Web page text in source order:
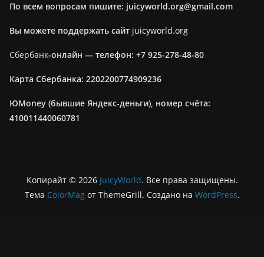
По всем вопросам пишите: juicyworld.org@gmail.com
Вы можете поддержать сайт juicyworld.org
Сбербанк-онлайн — телефон: +7 925-278-48-80
Карта Сбербанка: 2202200774909236
ЮMoney (бывшие Яндекс-деньги), номер счёта:
410011440060781
Копирайт © 2026 JuicyWorld. Все права защищены.
Тема ColorMagот ThemeGrill. Создано на WordPress.